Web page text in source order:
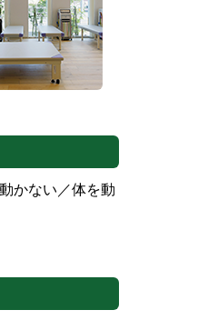
かない／体を動